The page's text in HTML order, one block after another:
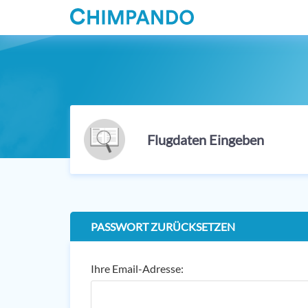
Flugdaten Eingeben
PASSWORT ZURÜCKSETZEN
Ihre Email-Adresse: